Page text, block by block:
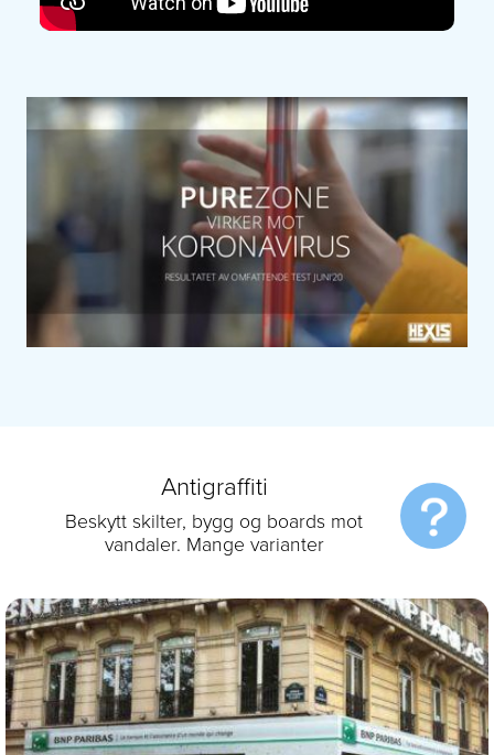
Antigraffiti
Beskytt skilter, bygg og boards mot
vandaler. Mange varianter